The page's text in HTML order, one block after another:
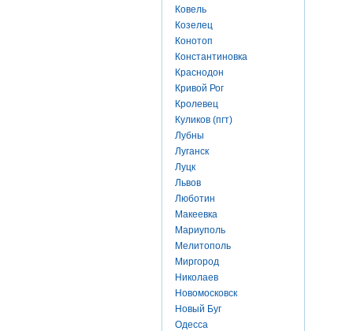
Ковель
Козелец
Конотоп
Константиновка
Краснодон
Кривой Рог
Кролевец
Куликов (пгт)
Лубны
Луганск
Луцк
Львов
Люботин
Макеевка
Мариуполь
Мелитополь
Миргород
Николаев
Новомосковск
Новый Буг
Одесса